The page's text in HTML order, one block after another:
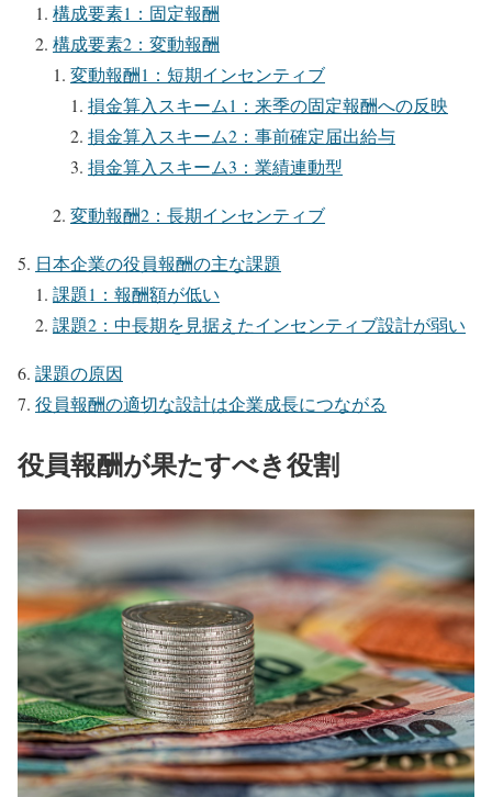
構成要素1：固定報酬
構成要素2：変動報酬
変動報酬1：短期インセンティブ
損金算入スキーム1：来季の固定報酬への反映
損金算入スキーム2：事前確定届出給与
損金算入スキーム3：業績連動型
変動報酬2：長期インセンティブ
日本企業の役員報酬の主な課題
課題1：報酬額が低い
課題2：中長期を見据えたインセンティブ設計が弱い
課題の原因
役員報酬の適切な設計は企業成長につながる
役員報酬が果たすべき役割